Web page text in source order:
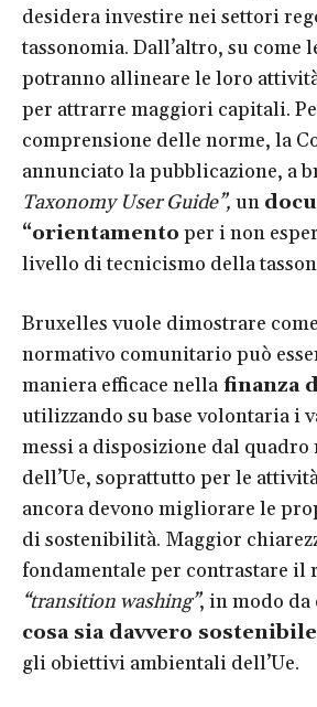
desidera investire nei settori
tassonomia. Dall’altro, su come
potranno allineare le loro
per attrarre maggiori capitali.
comprensione delle norme, la
annunciato la pubblicazione, a
Taxonomy User Guide”, un
“orientamento per i non
livello di tecnicismo della
Bruxelles vuole dimostrare
normativo comunitario può
maniera efficace nella finanza
utilizzando su base volontaria i
messi a disposizione dal
dell’Ue, soprattutto per le
ancora devono migliorare le
di sostenibilità. Maggior
fondamentale per contrastare il
“transition washing”, in modo
cosa sia davvero
gli obiettivi ambientali dell’Ue.